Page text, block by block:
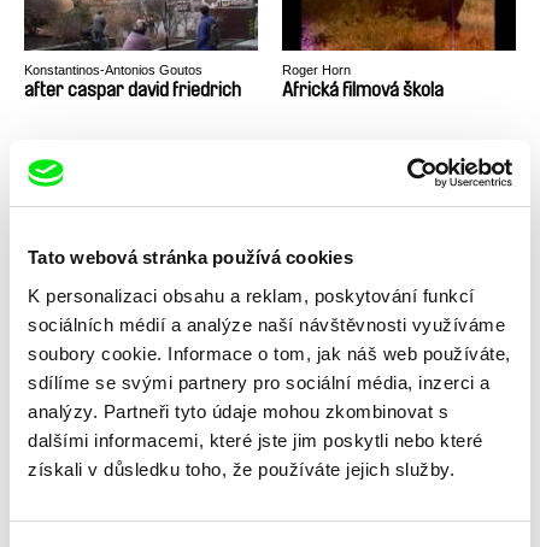
Tato webová stránka používá cookies
K personalizaci obsahu a reklam, poskytování funkcí
sociálních médií a analýze naší návštěvnosti využíváme
soubory cookie. Informace o tom, jak náš web používáte,
sdílíme se svými partnery pro sociální média, inzerci a
analýzy. Partneři tyto údaje mohou zkombinovat s
dalšími informacemi, které jste jim poskytli nebo které
získali v důsledku toho, že používáte jejich služby.
Konstantinos-Antonios Goutos
after caspar david friedrich
Roger Horn
Africká filmová škola
Rob Lemkin
Africká apokalypsa
Pilar Monsell
Africa 815
Laura Huertas Millan Jawed Taiman